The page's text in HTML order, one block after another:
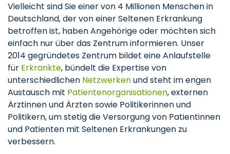
Vielleicht sind Sie einer von 4 Millionen Menschen in
Deutschland, der von einer Seltenen Erkrankung
betroffen ist, haben Angehörige oder möchten sich
einfach nur über das Zentrum informieren. Unser
2014 gegründetes Zentrum bildet eine Anlaufstelle
für Erkrankte, bündelt die Expertise von
unterschiedlichen Netzwerkenund steht im engen
Austausch mit Patientenorganisationen, externen
Ärztinnen und Ärzten sowie Politikerinnen und
Politikern, um stetig die Versorgung von Patientinnen
und Patienten mit Seltenen Erkrankungen zu
verbessern.